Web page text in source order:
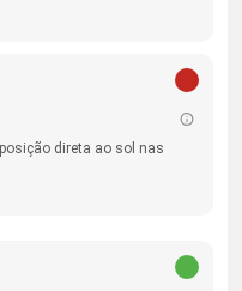
direta ao sol nas